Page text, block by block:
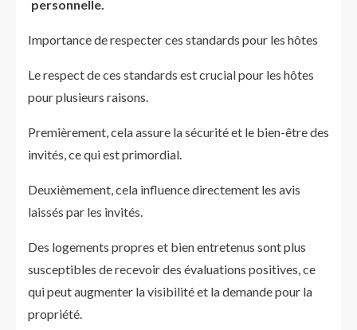
personnelle.
Importance de respecter ces standards pour les hôtes
Le respect de ces standards est crucial pour les hôtes
pour plusieurs raisons.
Premièrement, cela assure la sécurité et le bien-être des
invités, ce qui est primordial.
Deuxièmement, cela influence directement les avis
laissés par les invités.
Des logements propres et bien entretenus sont plus
susceptibles de recevoir des évaluations positives, ce
qui peut augmenter la visibilité et la demande pour la
propriété.